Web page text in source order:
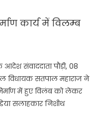
कार्य में विलम्ब
आदेश संवाददाता पौड़ी, 08
विधायक सतपाल महाराज ने
में हुए विलंब को लेकर
सलाहकार निशीथ